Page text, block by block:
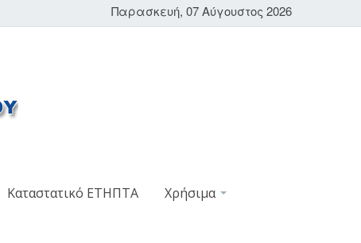
Παρασκευή, 07 Αύγουστος 2026
Καταστατικό ΕΤΗΠΤΑ Χρήσιμα